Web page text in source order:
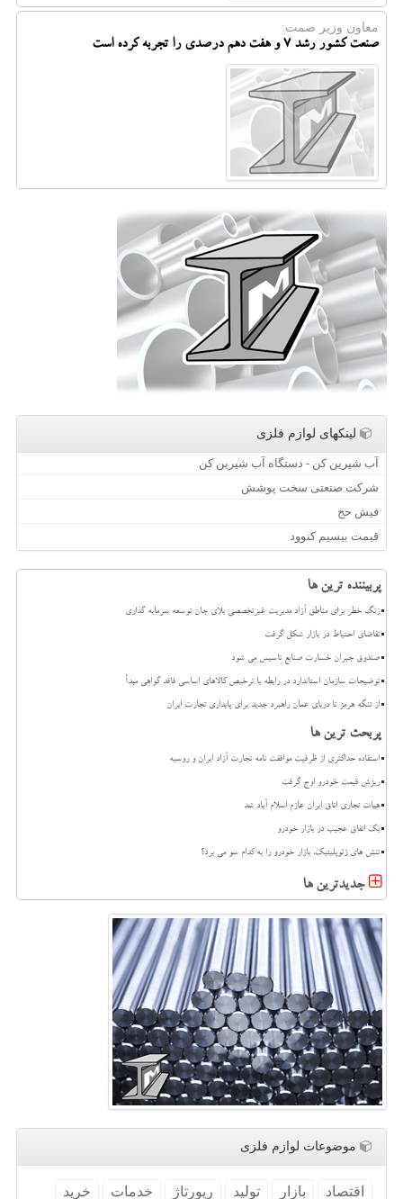
معاون وزیر صمت:
صنعت کشور رشد ۷ و هفت دهم درصدی را تجربه کرده است
لینکهای لوازم فلزی
آب شیرین کن - دستگاه آب شیرین کن
شرکت صنعتی سخت پوشش
فیش حج
قیمت بیسیم کنوود
پربیننده ترین ها
زنگ خطر برای مناطق آزاد مدیریت غیرتخصصی بلای جان توسعه سرمایه گذاری
تقاضای احتیاط در بازار شکل گرفت
صندوق جبران خسارت صنایع تاسیس می شود
توضیحات سازمان استاندارد در رابطه با ترخیص کالاهای اساسی فاقد گواهی مبدأ
از تنگه هرمز تا دریای عمان راهبرد جدید برای پایداری تجارت ایران
پربحث ترین ها
استفاده حداکثری از ظرفیت موافقت نامه تجارت آزاد ایران و روسیه
ریزش قیمت خودرو اوج گرفت
هیات تجاری اتاق ایران عازم اسلام آباد شد
بک اتفاق عجیب در بازار خودرو
تنش های ژئوپلیتیک، بازار خودرو را به کدام سو می برد؟
جدیدترین ها
موضوعات لوازم فلزی
اقتصاد بازار تولید رپورتاژ خدمات خرید